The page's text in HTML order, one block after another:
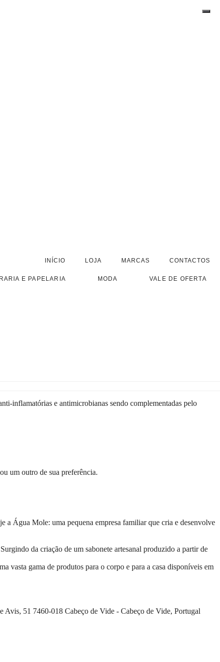
INÍCIO LOJA MARCAS CONTACTOS
E PAPELARIA MODA VALE DE OFERTA
inflamatórias e antimicrobianas sendo complementadas pelo
um outro de sua preferência.
a Água Mole: uma pequena empresa familiar que cria e desenvolve
da criação de um sabonete artesanal produzido a partir de
vasta gama de produtos para o corpo e para a casa disponíveis em
Avis, 51 7460-018 Cabeço de Vide - Cabeço de Vide, Portugal